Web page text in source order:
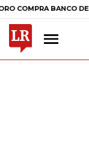
BANCO DE LA